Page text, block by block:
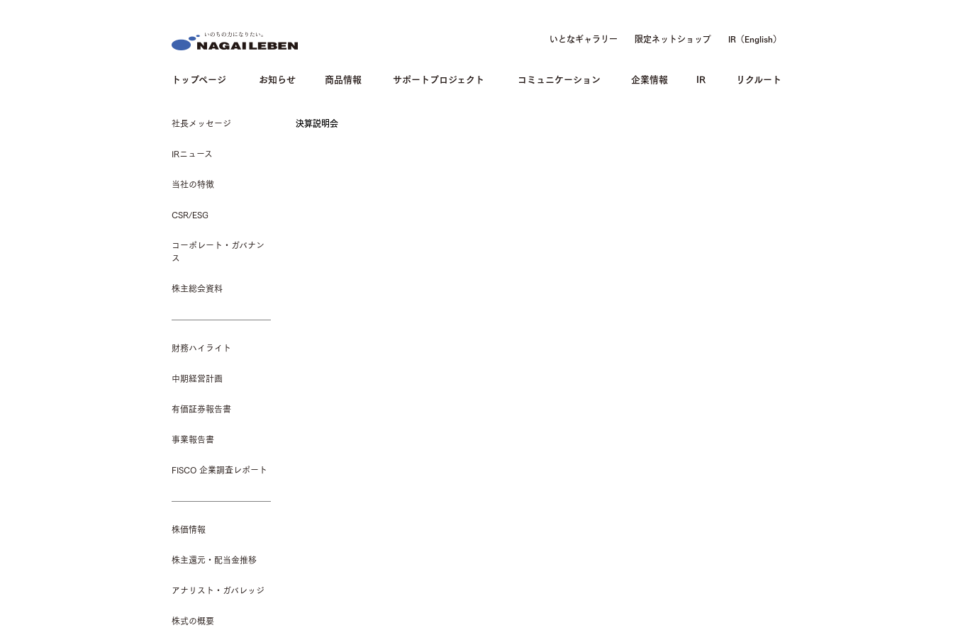
いとなギャラリー 限定ネットショップ IR（English）
トップページ お知らせ 商品情報 サポートプロジェクト コミュニケーション 企業情報 IR リクルート
社長メッセージ
IRニュース
当社の特徴
CSR/ESG
コーポレート・ガバナン
ス
株主総会資料
財務ハイライト
中期経営計画
有価証券報告書
事業報告書
FISCO 企業調査レポート
株価情報
株主還元・配当金推移
アナリスト・ガバレッジ
株式の概要
決算説明会